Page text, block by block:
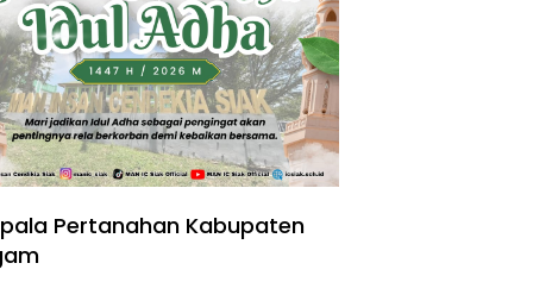
Pertanahan Kabupaten